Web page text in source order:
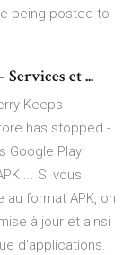
being posted to
Services et ...
Keeps
has stopped -
Google Play
... Si vous
format APK, on
à jour et ainsi
d'applications.